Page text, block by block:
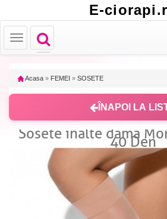
E-
Toggle
navigation
Toggle
navigation
Acasa » FEMEI » SOSETE
ÎNAPOI LA
Sosete inalte dama
40 Den